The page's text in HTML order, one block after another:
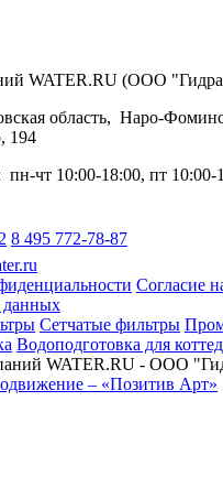
WATER.RU (ООО
область, Наро-
194
пн-чт 10:00-18:00, пт 10:00-
8 495 772-78-87
Согласие
данных
Сетчатые фильтры
Водоподготовка для
WATER.RU - ООО
– «Позитив Арт»